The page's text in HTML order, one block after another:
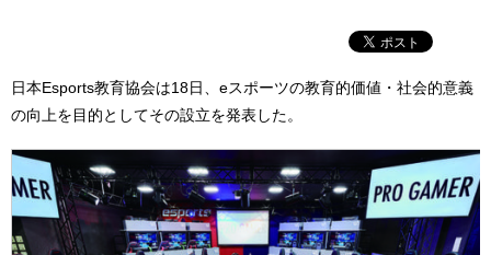
日本Esports教育協会は18日、eスポーツの教育的価値・社会的意義
の向上を目的としてその設立を発表した。